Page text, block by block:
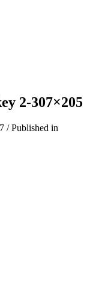
2-307×205
/Published in